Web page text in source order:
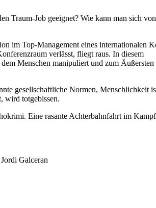
Traum-Job geeignet? Wie kann man sich
im Top-Management eines internationalen
verlässt, fliegt raus. In diesem
Menschen manipuliert und zum Äußersten
gesellschaftliche Normen, Menschlichkeit
wird totgebissen.
Eine rasante Achterbahnfahrt im
Galceran